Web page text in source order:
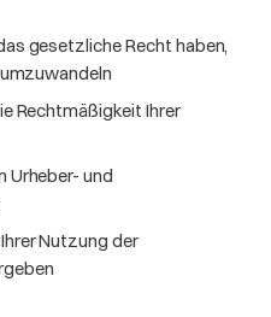
gesetzliche Recht haben,
Rechtmäßigkeit Ihrer
Urheber- und
Nutzung der